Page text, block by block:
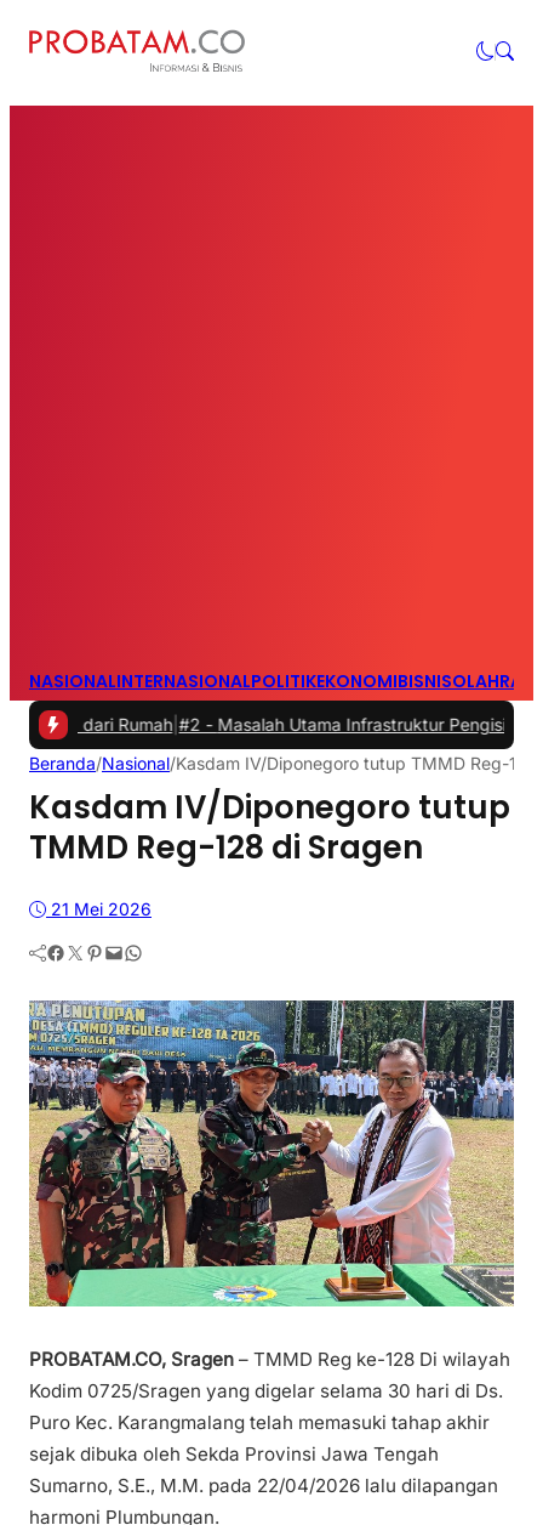
NASIONALINTERNASIONALPOLITIKEKONOMIBISNIS
Rumah #2 -Masalah Utama Infrastruktur Pengisian Daya untuk
Beranda/Nasional/Kasdam IV/Diponegoro tutup TMMD Reg-128
Kasdam IV/Diponegoro tutup
TMMD Reg-128 di Sragen
21 Mei 2026
Facebook Twitter Pinterest Mail WhatsApp
PROBATAM.CO, Sragen – TMMD Reg ke-128 Di wilayah
Kodim 0725/Sragen yang digelar selama 30 hari di Ds.
Puro Kec. Karangmalang telah memasuki tahap akhir
sejak dibuka oleh Sekda Provinsi Jawa Tengah
Sumarno, S.E., M.M. pada 22/04/2026 lalu dilapangan
harmoni Plumbungan.